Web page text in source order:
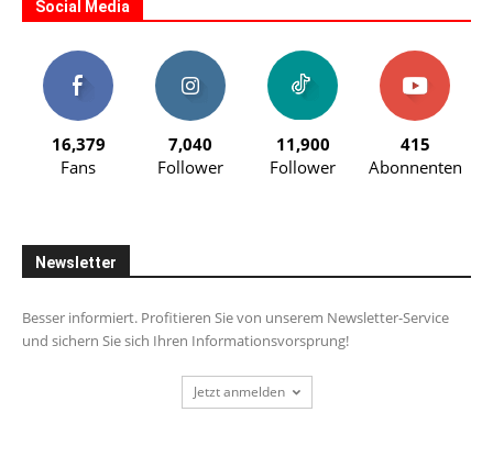
Social Media
16,379
Fans
7,040
Follower
11,900
Follower
415
Abonnenten
Newsletter
Besser informiert. Profitieren Sie von unserem Newsletter-Service
und sichern Sie sich Ihren Informationsvorsprung!
Jetzt anmelden